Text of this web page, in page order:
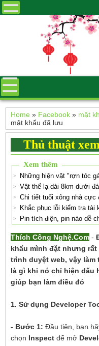
Home » Facebook » mật
mật khẩu đã lưu
Thủ thuật
Xem thêm
Những hiện vật "rợn tóc
Vật thể lạ dài 8km dưới
Chi tiết tuổi xông nhà cực
Khắc phục lỗi kiểm tra tài
Pin tích điện, pin nào dễ
Thích Công Nghệ.Com -
khẩu mình đặt nhưng
trình duyệt web, vậy làm
là gì khi nó chỉ hiện dấu
giúp bạn làm điều đó
1. Sử dụng Developer
- Bước 1: Đầu tiên, bạn
chọn Inspectđể mở